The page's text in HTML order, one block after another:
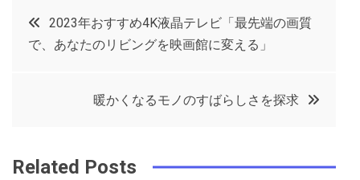
t
e
e
投
稿
2023年おすすめ4K液晶テレビ「最先端の画質
で、あなたのリビングを映画館に変える」
暖かくなるモノのすばらしさを探求
Related Posts